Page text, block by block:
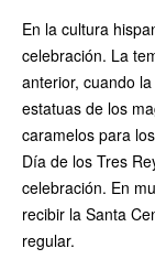
En la cultura
celebración. La
anterior, cuando
estatuas de los
caramelos para
Día de los Tres
celebración. En
recibir la Santa
regular.